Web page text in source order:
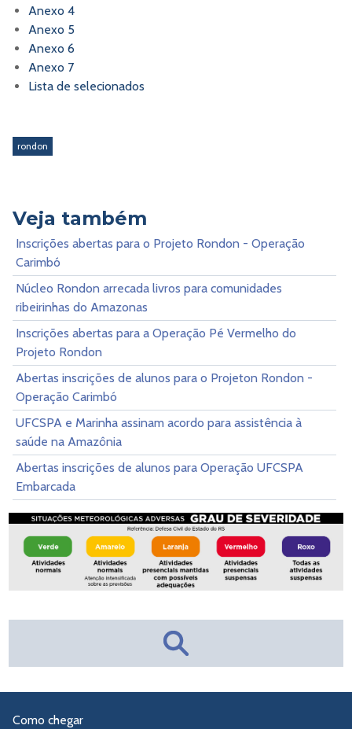
Anexo 4
Anexo 5
Anexo 6
Anexo 7
Lista de selecionados
rondon
Veja também
Inscrições abertas para o Projeto Rondon - Operação
Carimbó
Núcleo Rondon arrecada livros para comunidades
ribeirinhas do Amazonas
Inscrições abertas para a Operação Pé Vermelho do
Projeto Rondon
Abertas inscrições de alunos para o Projeton Rondon -
Operação Carimbó
UFCSPA e Marinha assinam acordo para assistência à
saúde na Amazônia
Abertas inscrições de alunos para Operação UFCSPA
Embarcada
Como chegar